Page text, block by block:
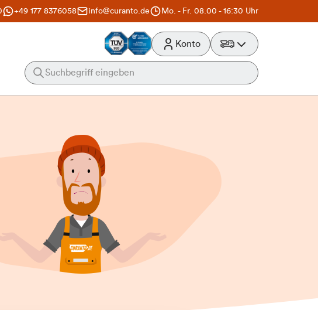
+49 177 8376058 info@curanto.de Mo. - Fr. 08.00 - 16:30 Uhr
Konto